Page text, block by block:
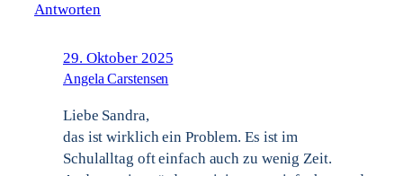
Antworten
29. Oktober 2025
Angela Carstensen
Liebe Sandra,
das ist wirklich ein Problem. Es ist im
Schulalltag oft einfach auch zu wenig Zeit.